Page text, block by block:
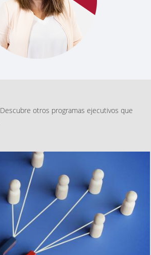
Descubre otros programas ejecutivos que